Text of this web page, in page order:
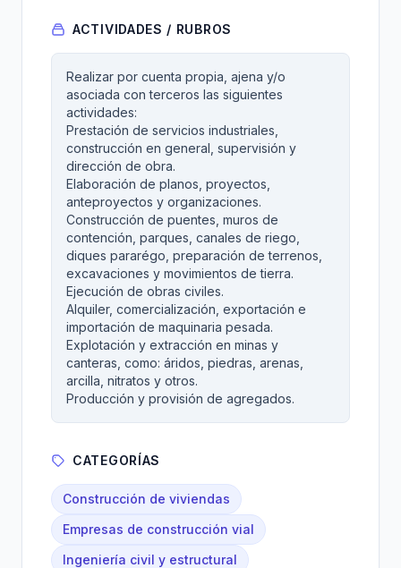
ACTIVIDADES / RUBROS
Realizar por cuenta propia, ajena y/o
asociada con terceros las siguientes
actividades:
Prestación de servicios industriales,
construcción en general, supervisión y
dirección de obra.
Elaboración de planos, proyectos,
anteproyectos y organizaciones.
Construcción de puentes, muros de
contención, parques, canales de riego,
diques pararégo, preparación de terrenos,
excavaciones y movimientos de tierra.
Ejecución de obras civiles.
Alquiler, comercialización, exportación e
importación de maquinaria pesada.
Explotación y extracción en minas y
canteras, como: áridos, piedras, arenas,
arcilla, nitratos y otros.
Producción y provisión de agregados.
CATEGORÍAS
Construcción de viviendas
Empresas de construcción vial
Ingeniería civil y estructural